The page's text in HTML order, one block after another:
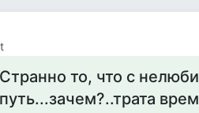
Странно то, что с
путь...зачем?..трата